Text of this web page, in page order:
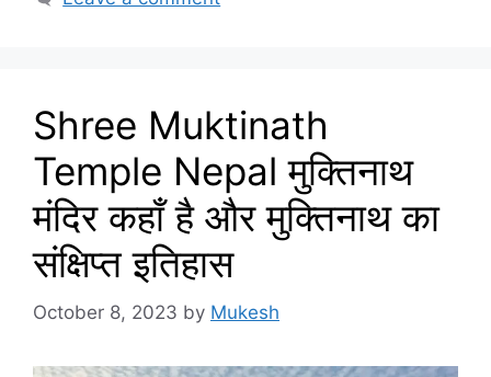
Shree Muktinath
Temple Nepal मुक्तिनाथ
मंदिर कहाँ है और मुक्तिनाथ का
संक्षिप्त इतिहास
October 8, 2023 by Mukesh